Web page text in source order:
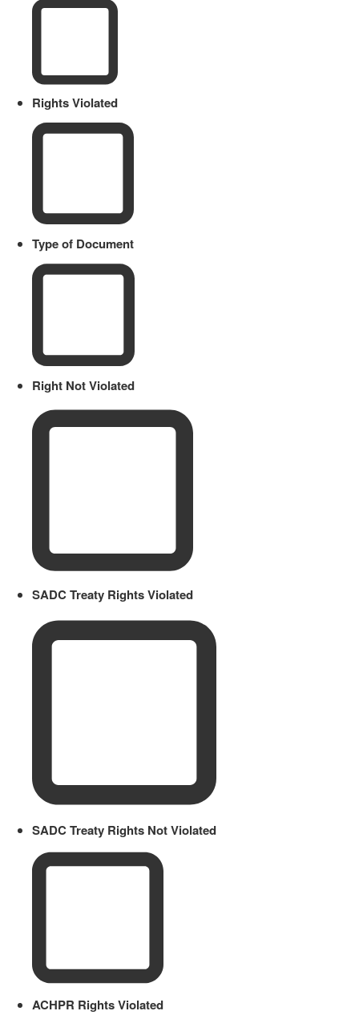
Rights Violated
Type of Document
Right Not Violated
SADC Treaty Rights Violated
SADC Treaty Rights Not Violated
ACHPR Rights Violated